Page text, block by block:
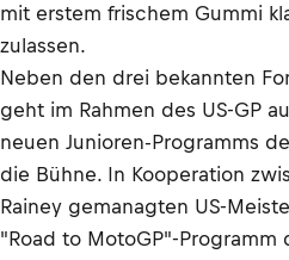
mit erstem frischem Gummi
zulassen.
Neben den drei bekannten
geht im Rahmen des US-GP
neuen Junioren-Programms
die Bühne. In Kooperation
Rainey gemanagten US-
"Road to MotoGP"-Programm